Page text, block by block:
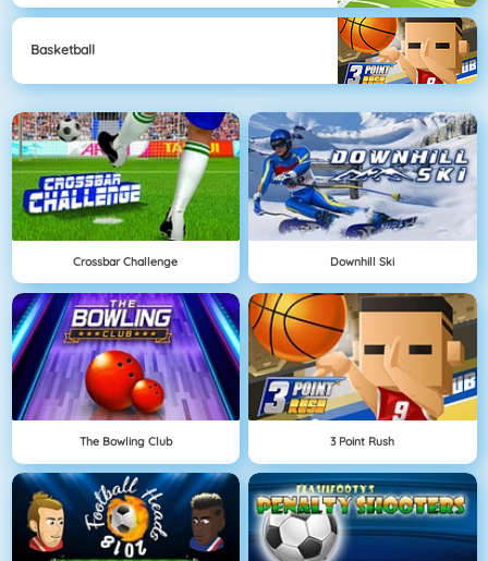
Basketball
Crossbar Challenge Downhill Ski
The Bowling Club 3 Point Rush